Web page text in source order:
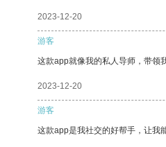
2023-12-20
游客
这款app就像我的私人导师，带领
2023-12-20
游客
这款app是我社交的好帮手，让我